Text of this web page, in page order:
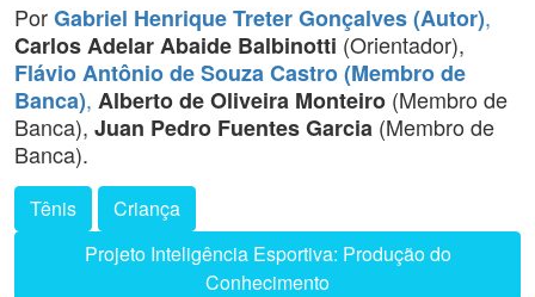
PorGabriel Henrique Treter Gonçalves (Autor),
Carlos Adelar Abaide Balbinotti (Orientador),
Flávio Antônio de Souza Castro (Membro de
Banca), Alberto de Oliveira Monteiro (Membro de
Banca), Juan Pedro Fuentes Garcia (Membro de
Banca).
Tênis
Criança
Projeto Inteligência Esportiva: Produção do
Conhecimento